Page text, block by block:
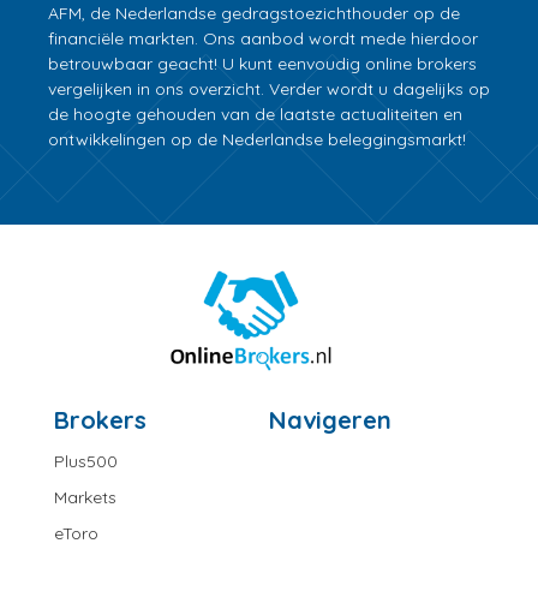
AFM, de Nederlandse gedragstoezichthouder op de
financiële markten. Ons aanbod wordt mede hierdoor
betrouwbaar geacht! U kunt eenvoudig online brokers
vergelijken in ons overzicht. Verder wordt u dagelijks op
de hoogte gehouden van de laatste actualiteiten en
ontwikkelingen op de Nederlandse beleggingsmarkt!
Brokers
Plus500
Markets
eToro
Navigeren